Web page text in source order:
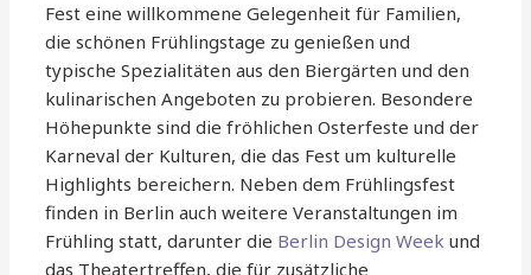
Fest eine willkommene Gelegenheit für Familien,
die schönen Frühlingstage zu genießen und
typische Spezialitäten aus den Biergärten und den
kulinarischen Angeboten zu probieren. Besondere
Höhepunkte sind die fröhlichen Osterfeste und der
Karneval der Kulturen, die das Fest um kulturelle
Highlights bereichern. Neben dem Frühlingsfest
finden in Berlin auch weitere Veranstaltungen im
Frühling statt, darunter die Berlin Design Week und
das Theatertreffen, die für zusätzliche